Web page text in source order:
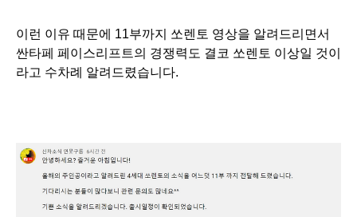
이런 이유 때문에 11부까지 쏘렌토 영상을 알려드리면서
싼타페 페이스리프트의 경쟁력도 결코 쏘렌토 이상일 것이
라고 수차례 알려드렸습니다.